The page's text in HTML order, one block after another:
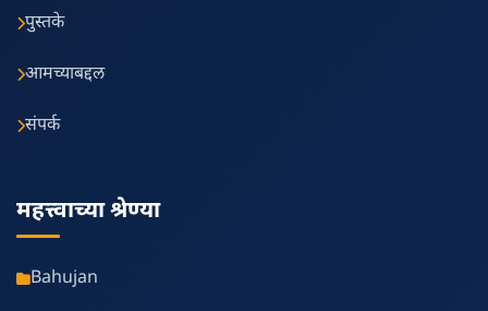
पुस्तके
आमच्याबद्दल
संपर्क
महत्त्वाच्या श्रेण्या
Bahujan